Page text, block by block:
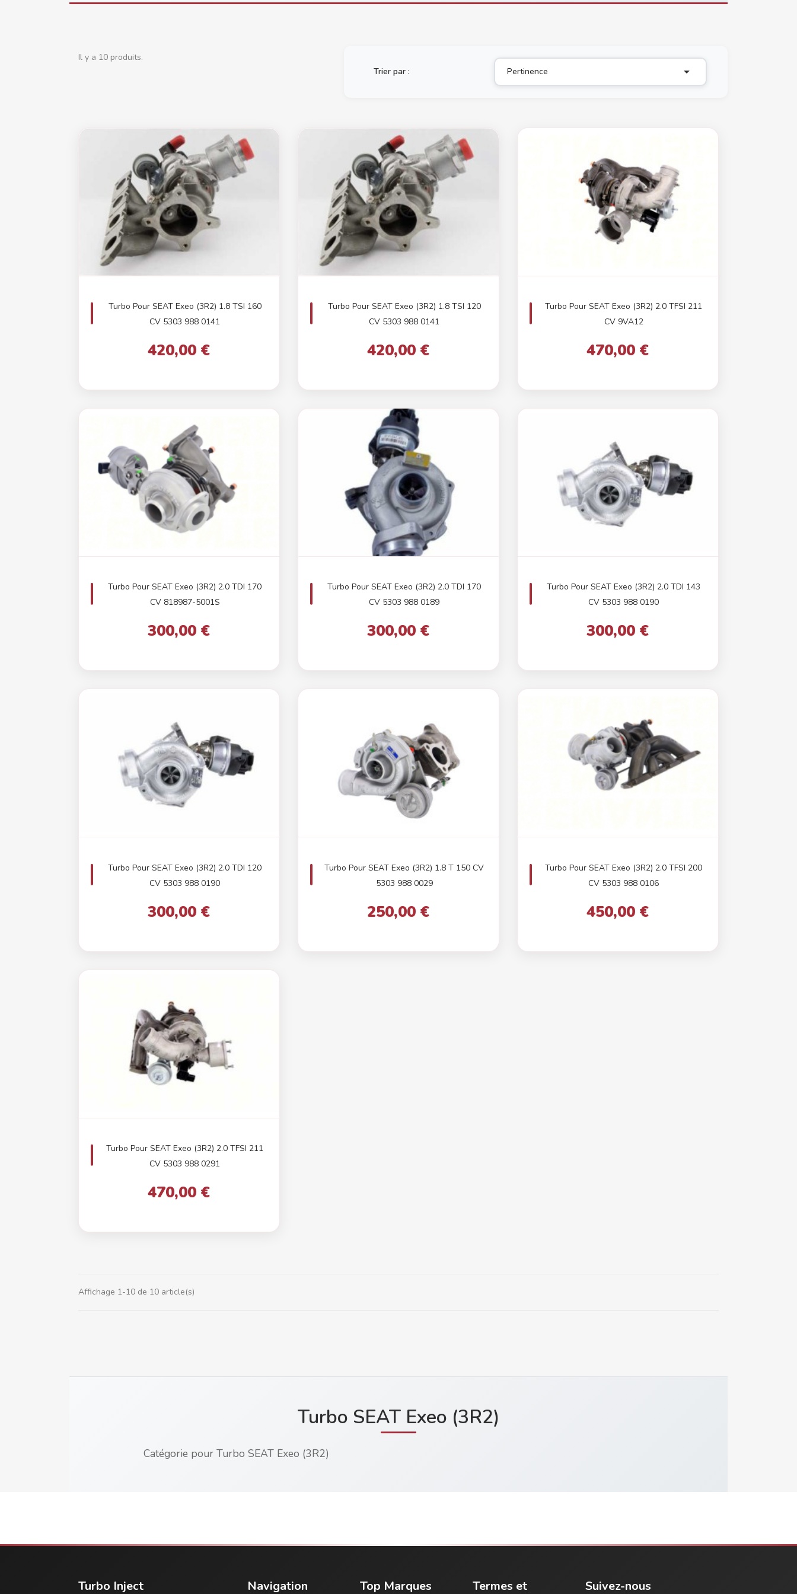
Il y a 10 produits.
Trier par :
Pertinence 
Turbo Pour SEAT Exeo (3R2) 1.8 TSI 160
CV 5303 988 0141
420,00 €
Turbo Pour SEAT Exeo (3R2) 1.8 TSI 120
CV 5303 988 0141
420,00 €
Turbo Pour SEAT Exeo (3R2) 2.0 TFSI 211
CV 9VA12
470,00 €
Turbo Pour SEAT Exeo (3R2) 2.0 TDI 170
CV 818987-5001S
300,00 €
Turbo Pour SEAT Exeo (3R2) 2.0 TDI 170
CV 5303 988 0189
300,00 €
Turbo Pour SEAT Exeo (3R2) 2.0 TDI 143
CV 5303 988 0190
300,00 €
Turbo Pour SEAT Exeo (3R2) 2.0 TDI 120
CV 5303 988 0190
300,00 €
Turbo Pour SEAT Exeo (3R2) 1.8 T 150 CV
5303 988 0029
250,00 €
Turbo Pour SEAT Exeo (3R2) 2.0 TFSI 200
CV 5303 988 0106
450,00 €
Turbo Pour SEAT Exeo (3R2) 2.0 TFSI 211
CV 5303 988 0291
470,00 €
Affichage 1-10 de 10 article(s)
Turbo SEAT Exeo (3R2)
Catégorie pour Turbo SEAT Exeo (3R2)
Turbo Inject Navigation Top Marques
Termes et
Suivez-nous